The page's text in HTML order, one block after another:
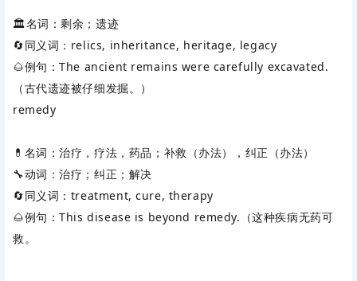
🏛️名词：剩余；遗迹
🔄同义词：relics, inheritance, heritage, legacy
🌰例句：The ancient remains were carefully excavated.
（古代遗迹被仔细发掘。）
remedy
💊名词：治疗，疗法，药品；补救（办法），纠正（办法）
🔧动词：治疗；纠正；解决
🔄同义词：treatment, cure, therapy
🌰例句：This disease is beyond remedy.（这种疾病无药可
救。